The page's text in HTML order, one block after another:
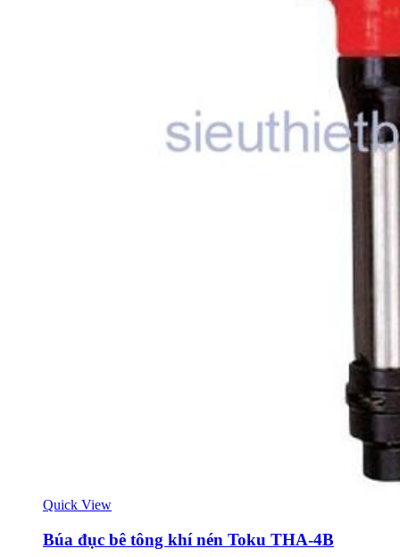
Quick View
Búa đục bê tông khí nén Toku THA-4B